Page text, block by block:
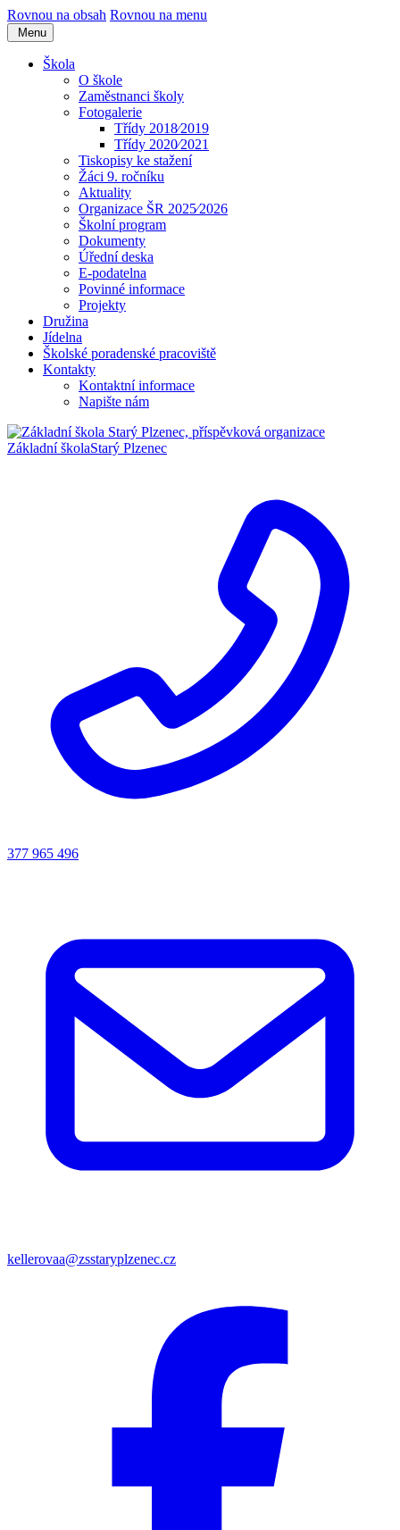
Rovnou na obsah Rovnou na menu
Menu
Škola
O škole
Zaměstnanci školy
Fotogalerie
Třídy 2018⁄2019
Třídy 2020⁄2021
Tiskopisy ke stažení
Žáci 9. ročníku
Aktuality
Organizace ŠR 2025⁄2026
Školní program
Dokumenty
Úřední deska
E-podatelna
Povinné informace
Projekty
Družina
Jídelna
Školské poradenské pracoviště
Kontakty
Kontaktní informace
Napište nám
Základní školaStarý Plzenec
377 965 496
kellerovaa@zsstaryplzenec.cz